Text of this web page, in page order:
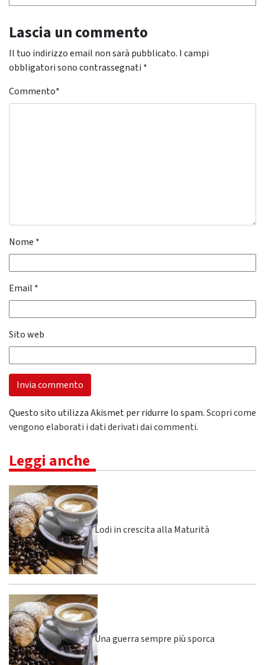
Lascia un commento
Il tuo indirizzo email non sarà pubblicato. I campi
obbligatori sono contrassegnati *
Commento*
Nome *
Email *
Sito web
Questo sito utilizza Akismet per ridurre lo spam.Scopri come
vengono elaborati i dati derivati dai commenti.
Leggi anche
Lodi in crescita alla Maturità
Una guerra sempre più sporca